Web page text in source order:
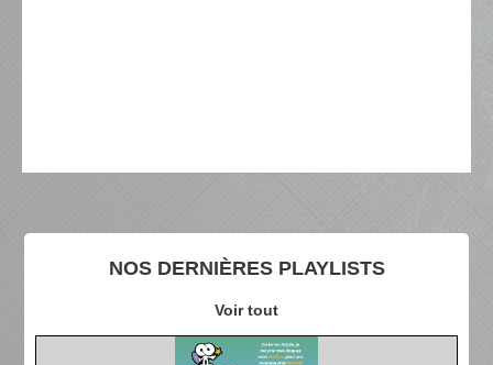
NOS DERNIÈRES PLAYLISTS
Voir tout